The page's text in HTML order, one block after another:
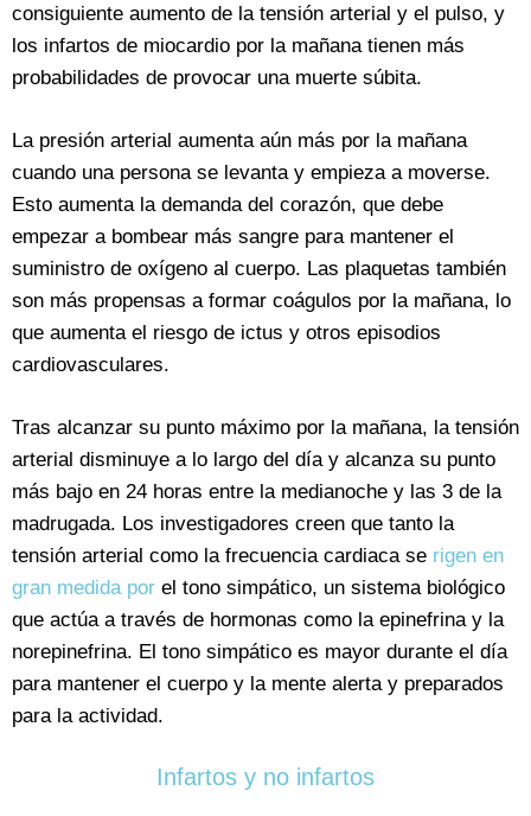
consiguiente aumento de la tensión arterial y el pulso, y
los infartos de miocardio por la mañana tienen más
probabilidades de provocar una muerte súbita.
La presión arterial aumenta aún más por la mañana
cuando una persona se levanta y empieza a moverse.
Esto aumenta la demanda del corazón, que debe
empezar a bombear más sangre para mantener el
suministro de oxígeno al cuerpo. Las plaquetas también
son más propensas a formar coágulos por la mañana, lo
que aumenta el riesgo de ictus y otros episodios
cardiovasculares.
Tras alcanzar su punto máximo por la mañana, la tensión
arterial disminuye a lo largo del día y alcanza su punto
más bajo en 24 horas entre la medianoche y las 3 de la
madrugada. Los investigadores creen que tanto la
tensión arterial como la frecuencia cardiaca se rigen en
gran medida por el tono simpático, un sistema biológico
que actúa a través de hormonas como la epinefrina y la
norepinefrina. El tono simpático es mayor durante el día
para mantener el cuerpo y la mente alerta y preparados
para la actividad.
Infartos y no infartos